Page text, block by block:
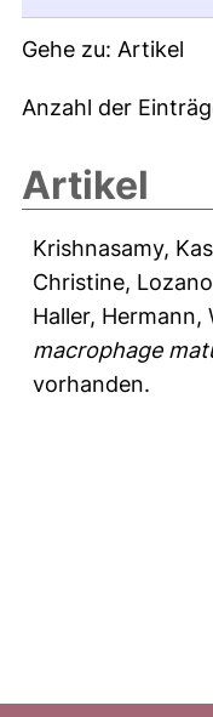
Gehe zu: Artikel
Anzahl der
Artikel
Krishnasamy,
Christine,
Haller, Hermann,
macrophage
vorhanden.